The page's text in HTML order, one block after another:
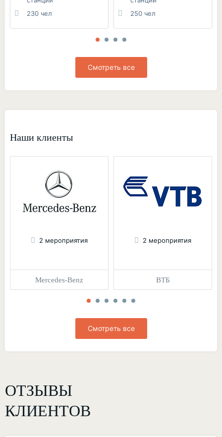
230 чел
250 чел
Смотреть все
Наши клиенты
2 мероприятия
Mercedes-Benz
2 мероприятия
ВТБ
Смотреть все
ОТЗЫВЫ
КЛИЕНТОВ